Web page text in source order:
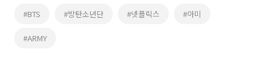
#BTS #방탄소년단 #넷플릭스 #아미
#ARMY